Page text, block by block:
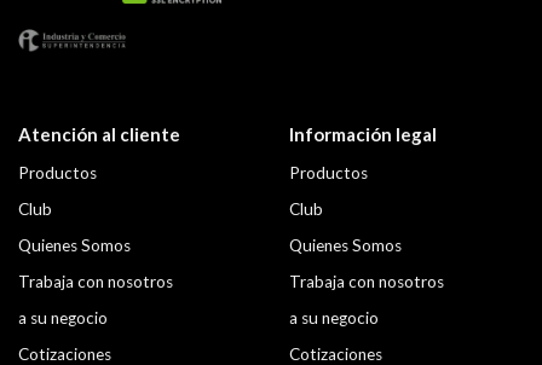
Atención al cliente
Productos
Club
Quienes Somos
Trabaja con nosotros
a su negocio
Cotizaciones
Información legal
Productos
Club
Quienes Somos
Trabaja con nosotros
a su negocio
Cotizaciones